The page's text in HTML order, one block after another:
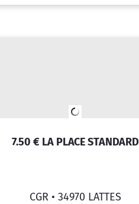
7.50 € LA PLACE STANDARD
CGR • 34970 LATTES